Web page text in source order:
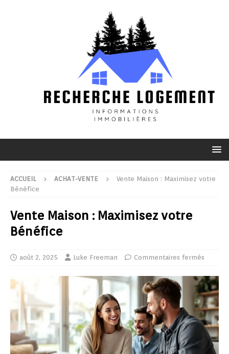
ACCUEIL ACHAT-VENTE
Vente Maison : Maximisez votre
Bénéfice
Vente Maison : Maximisez votre
Bénéfice
août 2, 2025 Luke Freeman Commentaires fermés